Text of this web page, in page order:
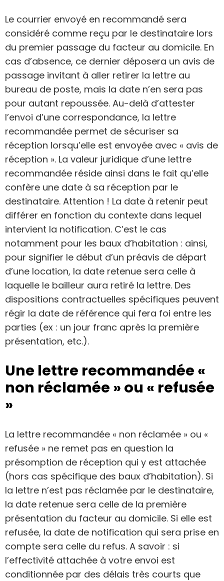
Le courrier envoyé en recommandé sera
considéré comme reçu par le destinataire lors
du premier passage du facteur au domicile. En
cas d’absence, ce dernier déposera un avis de
passage invitant à aller retirer la lettre au
bureau de poste, mais la date n’en sera pas
pour autant repoussée. Au-delà d’attester
l’envoi d’une correspondance, la lettre
recommandée permet de sécuriser sa
réception lorsqu’elle est envoyée avec « avis de
réception ». La valeur juridique d’une lettre
recommandée réside ainsi dans le fait qu’elle
confère une date à sa réception par le
destinataire. Attention ! La date à retenir peut
différer en fonction du contexte dans lequel
intervient la notification. C’est le cas
notamment pour les baux d’habitation : ainsi,
pour signifier le début d’un préavis de départ
d’une location, la date retenue sera celle à
laquelle le bailleur aura retiré la lettre. Des
dispositions contractuelles spécifiques peuvent
régir la date de référence qui fera foi entre les
parties (ex : un jour franc après la première
présentation, etc.).
Une lettre recommandée «
non réclamée » ou « refusée
»
La lettre recommandée « non réclamée » ou «
refusée » ne remet pas en question la
présomption de réception qui y est attachée
(hors cas spécifique des baux d’habitation). Si
la lettre n’est pas réclamée par le destinataire,
la date retenue sera celle de la première
présentation du facteur au domicile. Si elle est
refusée, la date de notification qui sera prise en
compte sera celle du refus. A savoir : si
l’effectivité attachée à votre envoi est
conditionnée par des délais très courts que